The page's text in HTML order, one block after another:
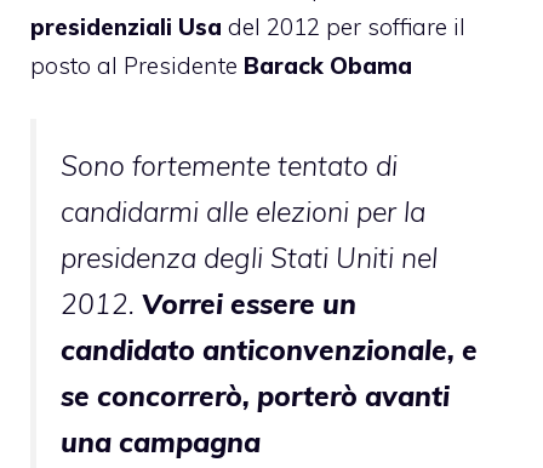
presidenziali Usa del 2012 per soffiare il
posto al Presidente Barack Obama
Sono fortemente tentato di
candidarmi alle elezioni per la
presidenza degli Stati Uniti nel
2012. Vorrei essere un
candidato anticonvenzionale, e
se concorrerò, porterò avanti
una campagna